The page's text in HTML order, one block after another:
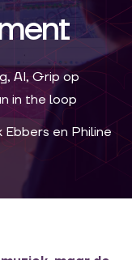
AI, Grip op
in the loop
en Philine